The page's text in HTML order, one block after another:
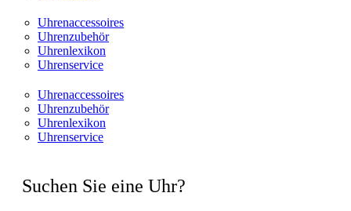
Uhrenaccessoires
Uhrenzubehör
Uhrenlexikon
Uhrenservice
Uhrenaccessoires
Uhrenzubehör
Uhrenlexikon
Uhrenservice
Suchen Sie eine Uhr?